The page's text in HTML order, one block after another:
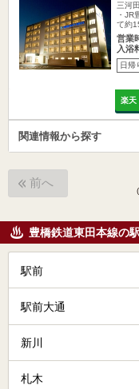
三河
・JR
て約
営業
入浴
日帰
楽天
関連情報から探す
前へ
(
豊橋鉄道東田本線の
駅前
駅前大通
新川
札木